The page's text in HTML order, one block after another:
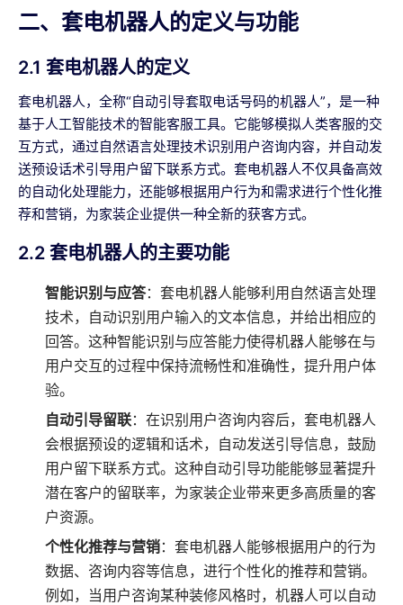
二、套电机器人的定义与功能
2.1 套电机器人的定义
套电机器人，全称“自动引导套取电话号码的机器人”，是一种
基于人工智能技术的智能客服工具。它能够模拟人类客服的交
互方式，通过自然语言处理技术识别用户咨询内容，并自动发
送预设话术引导用户留下联系方式。套电机器人不仅具备高效
的自动化处理能力，还能够根据用户行为和需求进行个性化推
荐和营销，为家装企业提供一种全新的获客方式。
2.2 套电机器人的主要功能
智能识别与应答：套电机器人能够利用自然语言处理
技术，自动识别用户输入的文本信息，并给出相应的
回答。这种智能识别与应答能力使得机器人能够在与
用户交互的过程中保持流畅性和准确性，提升用户体
验。
自动引导留联：在识别用户咨询内容后，套电机器人
会根据预设的逻辑和话术，自动发送引导信息，鼓励
用户留下联系方式。这种自动引导功能能够显著提升
潜在客户的留联率，为家装企业带来更多高质量的客
户资源。
个性化推荐与营销：套电机器人能够根据用户的行为
数据、咨询内容等信息，进行个性化的推荐和营销。
例如，当用户咨询某种装修风格时，机器人可以自动